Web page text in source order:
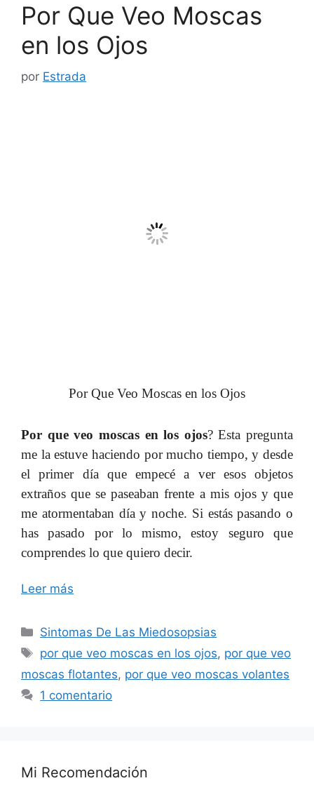
Por Que Veo Moscas
en los Ojos
por Estrada
Por Que Veo Moscas en los Ojos
Por que veo moscas en los ojos? Esta pregunta
me la estuve haciendo por mucho tiempo, y desde
el primer día que empecé a ver esos objetos
extraños que se paseaban frente a mis ojos y que
me atormentaban día y noche. Si estás pasando o
has pasado por lo mismo, estoy seguro que
comprendes lo que quiero decir.
Leer más
Categorías
Sintomas De Las Miedosopsias
Etiquetas
por que veo moscas en los ojos, por que veo
moscas flotantes, por que veo moscas volantes
1 comentario
Mi Recomendación